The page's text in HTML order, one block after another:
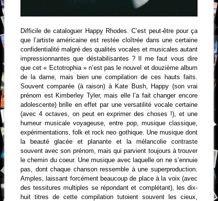
Difficile de cataloguer Happy Rhodes. C’est peut-être pour ça
que l’artiste américaine est restée cloîtrée dans une certaine
confidentialité malgré des qualités vocales et musicales autant
impressionnantes que déstabilisantes ? Il me faut vous dire
que cet « Ectotrophia » n’est pas le nouvel et douzième album
de la dame, mais bien une compilation de ces hauts faits.
Souvent comparée (à raison) à Kate Bush, Happy (son vrai
prénom est Kimberley Tyler, mais elle l’a fait changer encore
adolescente) brille en effet par une versatilité vocale certaine
(avec 4 octaves, on peut en exprimer des choses !), et une
humeur musicale voyageuse, entre pop, musique classique,
expérimentations, folk et rock neo gothique. Une musique dont
la beauté glacée et planante et la mélancolie contraste
souvent avec son prénom, mais qui parvient toujours à trouver
le chemin du coeur. Une musique avec laquelle on ne s’ennuie
pas, dont chaque chanson ressemble à une superproduction.
Amples, laissant forcément beaucoup de place à la voix (avec
des tessitures multiples se répondant et complétant), les dix-
huit titres de cette compilation tutoient souvent les cieux,